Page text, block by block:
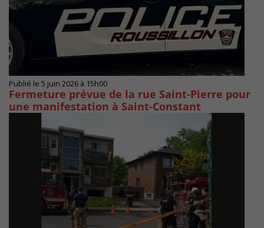
Publié le 5 juin 2026 à 15h00
Fermeture prévue de la rue Saint-Pierre pour
une manifestation à Saint-Constant